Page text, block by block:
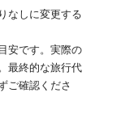
なしに変更する
安です。実際の
最終的な旅行代
ご確認くださ